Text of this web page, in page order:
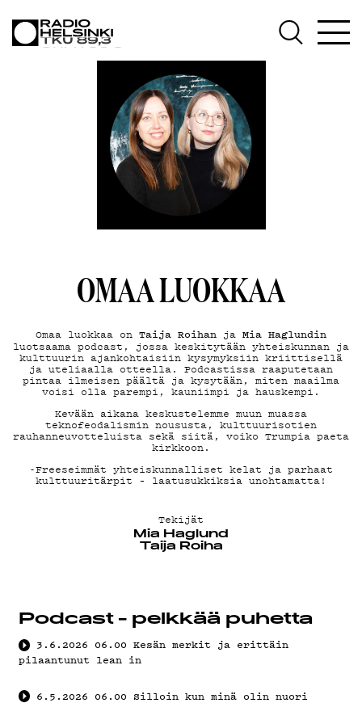
AJANKOHTAISTA
OHJELMAT
TEKIJÄT
ON-DEMAND
PODCAST
MAINOSTA
YHTEYSTIEDOT
G LIVELAB
YSTÄVÄKLUBI
TIETOSUOJA
KIRJAUDU SISÄÄN
OMAA LUOKKAA
Omaa luokkaa on Taija Roihan ja Mia Haglundin
luotsaama podcast, jossa keskitytään yhteiskunnan ja
kulttuurin ajankohtaisiin kysymyksiin kriittisellä
ja uteliaalla otteella. Podcastissa raaputetaan
pintaa ilmeisen päältä ja kysytään, miten maailma
voisi olla parempi, kauniimpi ja hauskempi.
Kevään aikana keskustelemme muun muassa
teknofeodalismin noususta, kulttuurisotien
rauhanneuvotteluista sekä siitä, voiko Trumpia paeta
kirkkoon.
-Freeseimmät yhteiskunnalliset kelat ja parhaat
kulttuuritärpit – laatusukkiksia unohtamatta!
Tekijät
Mia Haglund
Taija Roiha
Podcast - pelkkää puhetta
3.6.2026 06.00 Kesän merkit ja erittäin
pilaantunut lean in
6.5.2026 06.00 Silloin kun minä olin nuori